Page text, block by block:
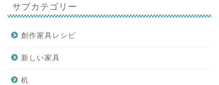
サブカテゴリー
創作家具レシピ
新しい家具
机